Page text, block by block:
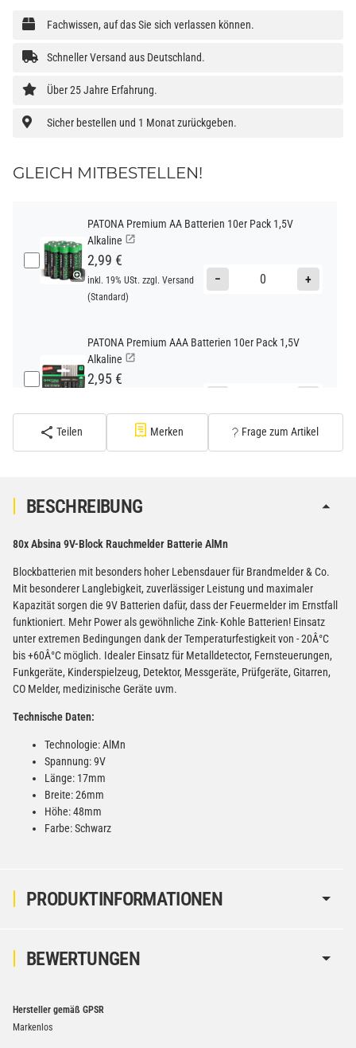
Fachwissen, auf das Sie sich verlassen können.
Schneller Versand aus Deutschland.
Über 25 Jahre Erfahrung.
Sicher bestellen und 1 Monat zurückgeben.
GLEICH MITBESTELLEN!
PATONA Premium AA Batterien 10er Pack 1,5V
Alkaline
2,99 €
inkl. 19% USt. zzgl. Versand
(Standard)
− +
PATONA Premium AAA Batterien 10er Pack 1,5V
Alkaline
2,95 €
(Standard)
2,99 €
gem. SV188 ADR)
Verbatim Cool'n'Go AirJet Handventilator 4000mAh
Grau Lila
22,95 €
inkl. 19% USt. zzgl.Versand
(Gefahrgut UN3480 Versand
gem. SV188 ADR)
− +
1
4000mAh
22,95 €
Teilen Merken Frage zum Artikel
PRODUKTINFORMATIONEN
BESCHREIBUNG
80x Absina 9V-Block Rauchmelder Batterie AlMn
Blockbatterien mit besonders hoher Lebensdauer für Brandmelder & Co.
Mit besonderer Langlebigkeit, zuverlässiger Leistung und maximaler
Kapazität sorgen die 9V Batterien dafür, dass der Feuermelder im Ernstfall
funktioniert. Mehr Power als gewöhnliche Zink- Kohle Batterien! Einsatz
unter extremen Bedingungen dank der Temperaturfestigkeit von - 20Â°C
bis +60Â°C möglich. Idealer Einsatz für Metalldetector, Fernsteuerungen,
Funkgeräte, Kinderspielzeug, Detektor, Messgeräte, Prüfgeräte, Gitarren,
CO Melder, medizinische Geräte uvm.
Technische Daten:
Technologie: AlMn
Spannung: 9V
Länge: 17mm
Breite: 26mm
Höhe: 48mm
Farbe: Schwarz
BEWERTUNGEN
Hersteller gemäß GPSR
Markenlos